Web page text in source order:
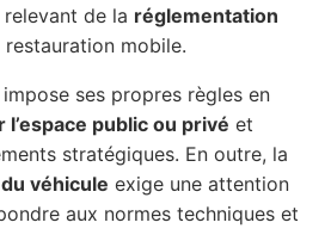
de la réglementation
mobile.
ses propres règles en
l’espace public ou privé et
stratégiques. En outre, la
véhicule exige une attention
aux normes techniques et